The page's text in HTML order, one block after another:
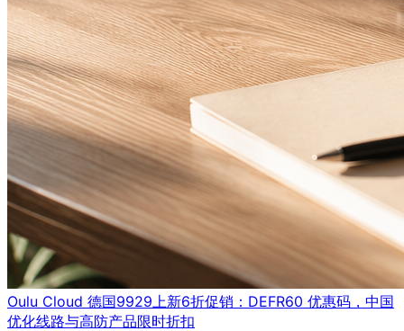
Oulu Cloud 德国9929上新6折促销：DEFR60 优惠码，中国
优化线路与高防产品限时折扣